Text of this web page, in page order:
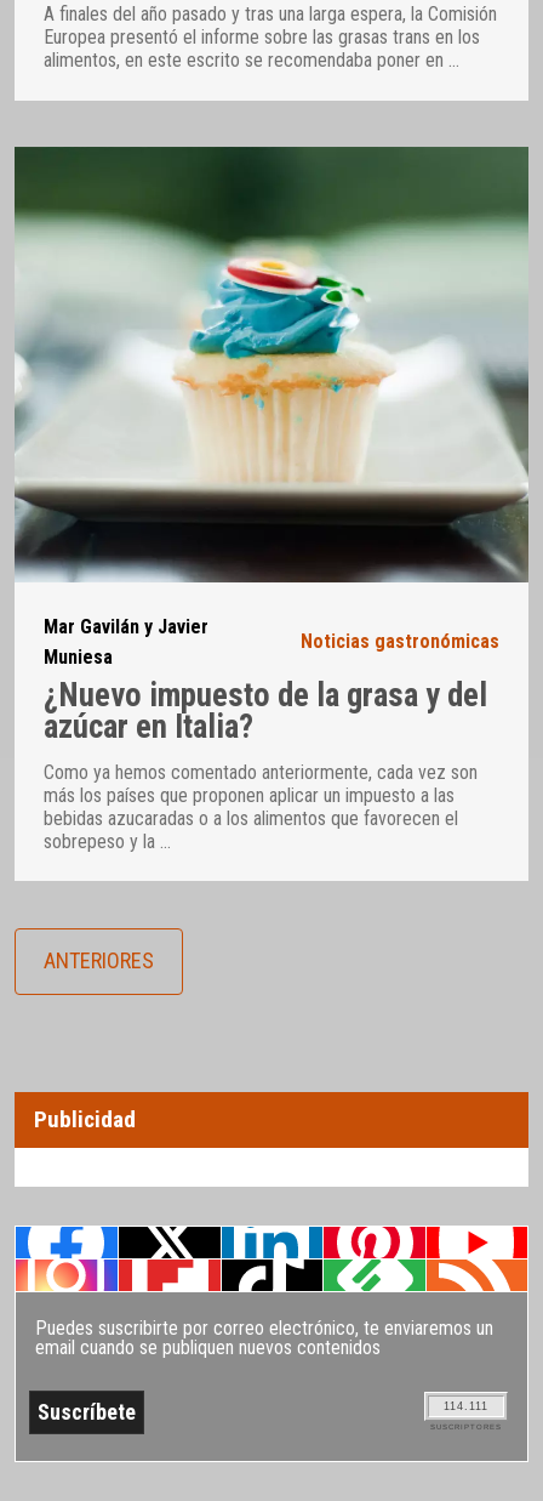
A finales del año pasado y tras una larga espera, la Comisión
Europea presentó el informe sobre las grasas trans en los
alimentos, en este escrito se recomendaba poner en …
Mar Gavilán y Javier
Muniesa
Noticias gastronómicas
¿Nuevo impuesto de la grasa y del
azúcar en Italia?
Como ya hemos comentado anteriormente, cada vez son
más los países que proponen aplicar un impuesto a las
bebidas azucaradas o a los alimentos que favorecen el
sobrepeso y la
ANTERIORES
Publicidad
Puedes suscribirte por correo electrónico, te enviaremos un
email cuando se publiquen nuevos contenidos
114.111
SUSCRIPTORES